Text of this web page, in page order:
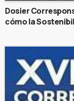
Dosier
cómo la